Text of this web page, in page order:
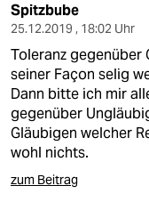
Spitzbube
25.12.2019 , 18:02 Uhr
Toleranz gegenüber
seiner Façon selig
Dann bitte ich mir
gegenüber
Gläubigen welcher
wohl nichts.
zum Beitrag